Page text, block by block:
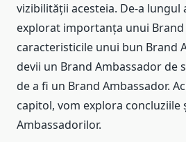
vizibilității acesteia. De-a lungul
explorat importanța unui Brand
caracteristicile unui bun Brand
devii un Brand Ambassador de
de a fi un Brand Ambassador.
capitol, vom explora concluziile
Ambassadorilor.